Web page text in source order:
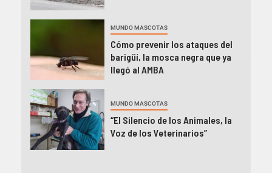
MUNDO MASCOTAS
Cómo prevenir los ataques del
barigüí, la mosca negra que ya
llegó al AMBA
MUNDO MASCOTAS
“El Silencio de los Animales, la
Voz de los Veterinarios”